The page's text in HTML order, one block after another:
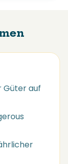
Güter auf